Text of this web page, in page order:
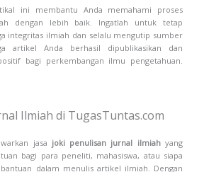
ini membantu Anda memahami proses
dengan lebih baik. Ingatlah untuk tetap
integritas ilmiah dan selalu mengutip sumber
artikel Anda berhasil dipublikasikan dan
bagi perkembangan ilmu pengetahuan.
Ilmiah di TugasTuntas.com
jasa joki penulisan jurnal ilmiahyang
bagi para peneliti, mahasiswa, atau siapa
dalam menulis artikel ilmiah. Dengan